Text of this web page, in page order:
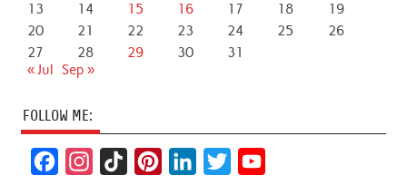
13
14 15 16 17 18
19
20
21 22 23 24 25
26
27
28 29 30
31
« Jul Sep »
FOLLOW ME: